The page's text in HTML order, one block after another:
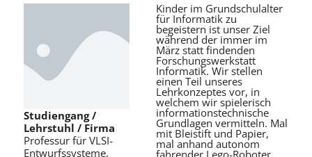
Studiengang /
Lehrstuhl / Firma
Professur für VLSI-
Entwurfssysteme,
Kinder im Grundschulalter
für Informatik zu
begeistern ist unser Ziel
während der immer im
März statt findenden
Forschungswerkstatt
Informatik. Wir stellen
einen Teil unseres
Lehrkonzeptes vor, in
welchem wir spielerisch
informationstechnische
Grundlagen vermitteln. Mal
mit Bleistift und Papier,
mal anhand autonom
fahrender Lego-Roboter.